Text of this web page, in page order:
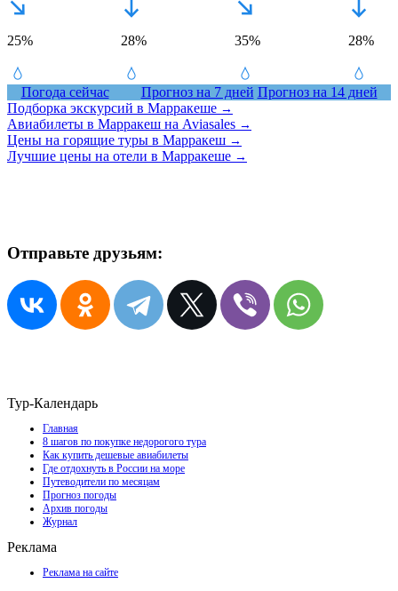
25% 28% 35% 28%
Погода сейчас Прогноз на 7 дней Прогноз на 14 дней
Подборка экскурсий в Марракеше →
Авиабилеты в Марракеш на Aviasales →
Цены на горящие туры в Марракеш →
Лучшие цены на отели в Марракеше →
Отправьте друзьям:
Тур-Календарь
Главная
8 шагов по покупке недорогого тура
Как купить дешевые авиабилеты
Где отдохнуть в России на море
Путеводители по месяцам
Прогноз погоды
Архив погоды
Журнал
Реклама
Реклама на сайте